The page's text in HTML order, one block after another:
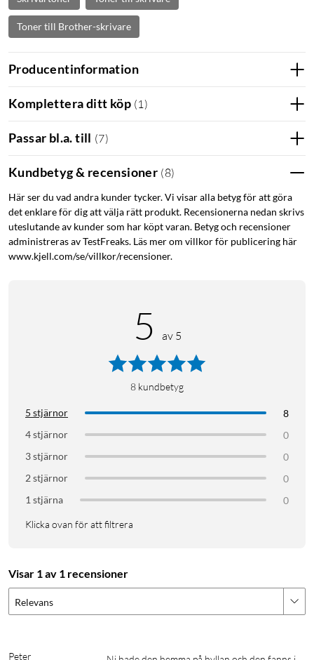
Toner till Brother-skrivare
Producentinformation
Komplettera ditt köp (1)
Passar bl.a. till (7)
Kundbetyg & recensioner (8)
Här ser du vad andra kunder tycker. Vi visar alla betyg för att göra
det enklare för dig att välja rätt produkt. Recensionerna nedan skrivs
uteslutande av kunder som har köpt varan. Betyg och recensioner
administreras av TestFreaks. Läs mer om villkor för publicering här
www.kjell.com/se/villkor/recensioner.
5 av 5
8 kundbetyg
5 stjärnor
8
4 stjärnor
0
3 stjärnor
0
2 stjärnor
0
1 stjärna
0
Klicka ovan för att filtrera
Visar 1 av 1 recensioner
Relevans
Peter